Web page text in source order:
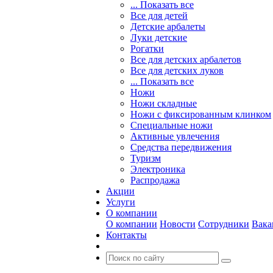
... Показать все
Все для детей
Детские арбалеты
Луки детские
Рогатки
Все для детских арбалетов
Все для детских луков
... Показать все
Ножи
Ножи складные
Ножи с фиксированным клинком
Специальные ножи
Активные увлечения
Средства передвижения
Туризм
Электроника
Распродажа
Акции
Услуги
О компании
О компании Новости Сотрудники
Контакты